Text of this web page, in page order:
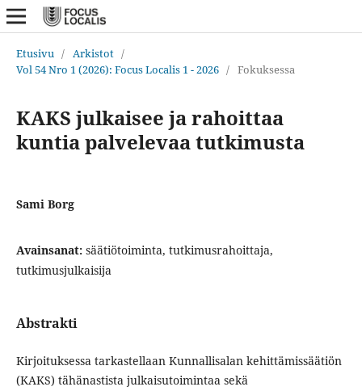
Etusivu / Arkistot /
Vol 54 Nro 1 (2026): Focus Localis 1 - 2026 / Fokuksessa
KAKS julkaisee ja rahoittaa
kuntia palvelevaa tutkimusta
Sami Borg
Avainsanat: säätiötoiminta, tutkimusrahoittaja,
tutkimusjulkaisija
Abstrakti
Kirjoituksessa tarkastellaan Kunnallisalan kehittämissäätiön
(KAKS) tähänastista julkaisutoimintaa sekä